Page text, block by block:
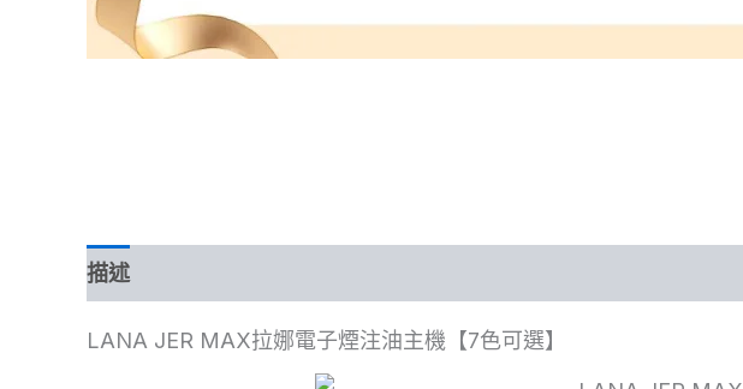
描述
LANA JER MAX拉娜電子煙注油主機【7色可選】